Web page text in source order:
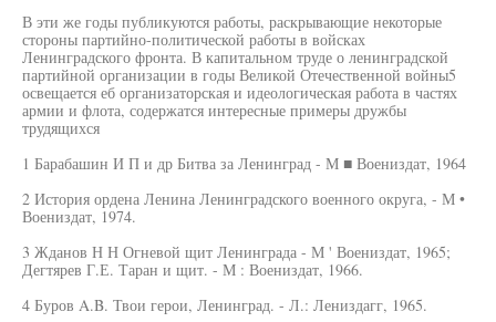
В эти же годы публикуются работы, раскрывающие некоторые
стороны партийно-политической работы в войсках
Ленинградского фронта. В капитальном труде о ленинградской
партийной организации в годы Великой Отечественной войны5
освещается еб организаторская и идеологическая работа в частях
армии и флота, содержатся интересные примеры дружбы
трудящихся
1 Барабашин И П и др Битва за Ленинград - М ■ Воениздат, 1964
2 История ордена Ленина Ленинградского военного округа, - М •
Воениздат, 1974.
3 Жданов Н Н Огневой щит Ленинграда - М ' Воениздат, 1965;
Дегтярев Г.Е. Таран и щит. - М : Воениздат, 1966.
4 Буров A.B. Твои герои, Ленинград. - Л.: Лениздагг, 1965.